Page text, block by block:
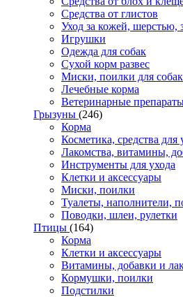
Средства от глистов
Уход за кожей, шерстью,
Игрушки
Одежда для собак
Сухой корм развес
Миски, поилки для собак
Лечебные корма
Ветеринарные
Грызуны (246)
Корма
Косметика, средства для
Лакомства, витамины,
Инструменты для ухода
Клетки и аксессуары
Миски, поилки
Туалеты, наполнители,
Поводки, шлеи, рулетки
Птицы (164)
Корма
Клетки и аксессуары
Витамины, добавки и
Кормушки, поилки
Подстилки